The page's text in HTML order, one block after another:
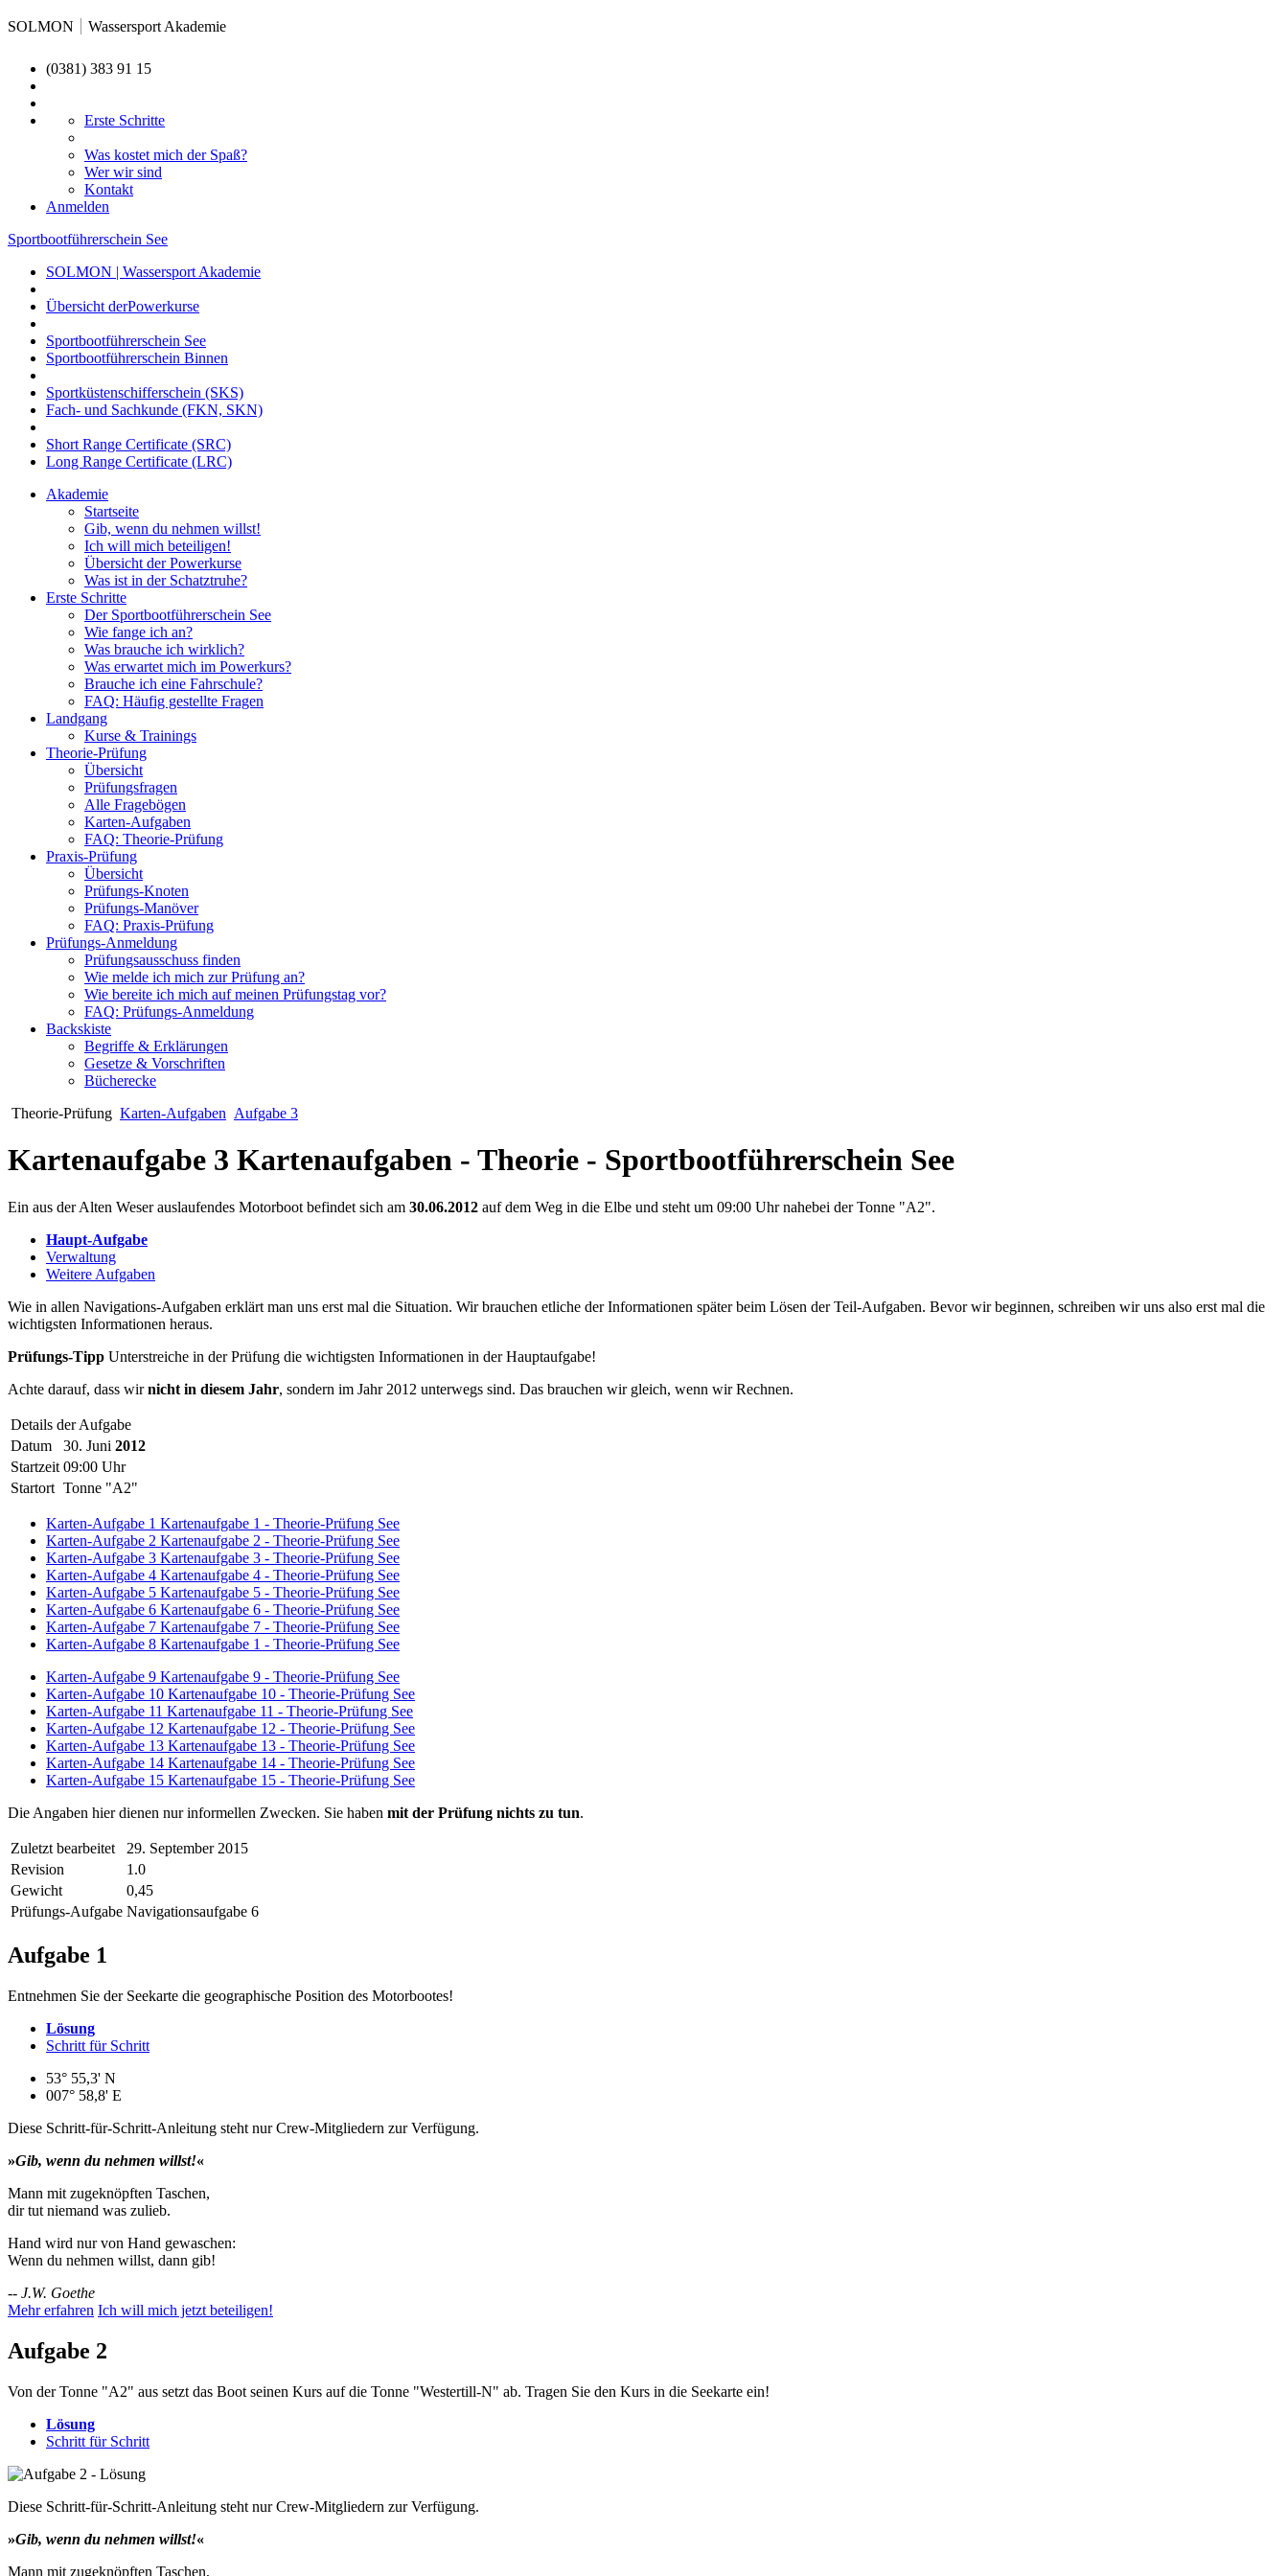
SOLMON Wassersport Akademie
(0381) 383 91 15
Erste Schritte
Was kostet mich der Spaß?
Wer wir sind
Kontakt
Anmelden
Sportbootführerschein See
SOLMON | Wassersport Akademie
Übersicht derPowerkurse
Sportbootführerschein See
Sportbootführerschein Binnen
Sportküstenschifferschein (SKS)
Fach- und Sachkunde (FKN, SKN)
Short Range Certificate (SRC)
Long Range Certificate (LRC)
Akademie
Startseite
Gib, wenn du nehmen willst!
Ich will mich beteiligen!
Übersicht der Powerkurse
Was ist in der Schatztruhe?
Erste Schritte
Der Sportbootführerschein See
Wie fange ich an?
Was brauche ich wirklich?
Was erwartet mich im Powerkurs?
Brauche ich eine Fahrschule?
FAQ: Häufig gestellte Fragen
Landgang
Kurse & Trainings
Theorie-Prüfung
Übersicht
Prüfungsfragen
Alle Fragebögen
Karten-Aufgaben
FAQ: Theorie-Prüfung
Praxis-Prüfung
Übersicht
Prüfungs-Knoten
Prüfungs-Manöver
FAQ: Praxis-Prüfung
Prüfungs-Anmeldung
Prüfungsausschuss finden
Wie melde ich mich zur Prüfung an?
Wie bereite ich mich auf meinen Prüfungstag vor?
FAQ: Prüfungs-Anmeldung
Backskiste
Begriffe & Erklärungen
Gesetze & Vorschriften
Bücherecke
Theorie-Prüfung Karten-Aufgaben Aufgabe 3
Kartenaufgabe 3 Kartenaufgaben - Theorie - Sportbootführerschein See
Ein aus der Alten Weser auslaufendes Motorboot befindet sich am 30.06.2012 auf dem Weg in die Elbe und steht um 09:00 Uhr nahebei der Tonne "A2".
Haupt-Aufgabe
Verwaltung
Weitere Aufgaben
Wie in allen Navigations-Aufgaben erklärt man uns erst mal die Situation. Wir brauchen etliche der Informationen später beim Lösen der Teil-Aufgaben. Bevor wir beginnen, schreiben wir uns also erst mal die
wichtigsten Informationen heraus.
Prüfungs-Tipp Unterstreiche in der Prüfung die wichtigsten Informationen in der Hauptaufgabe!
Achte darauf, dass wirnicht in diesem Jahr, sondern im Jahr 2012 unterwegs sind. Das brauchen wir gleich, wenn wir Rechnen.
Details der Aufgabe
Datum
30. Juni 2012
Startzeit 09:00 Uhr
Startort Tonne "A2"
Karten-Aufgabe 1 Kartenaufgabe 1 - Theorie-Prüfung See
Karten-Aufgabe 2 Kartenaufgabe 2 - Theorie-Prüfung See
Karten-Aufgabe 3 Kartenaufgabe 3 - Theorie-Prüfung See
Karten-Aufgabe 4 Kartenaufgabe 4 - Theorie-Prüfung See
Karten-Aufgabe 5 Kartenaufgabe 5 - Theorie-Prüfung See
Karten-Aufgabe 6 Kartenaufgabe 6 - Theorie-Prüfung See
Karten-Aufgabe 7 Kartenaufgabe 7 - Theorie-Prüfung See
Karten-Aufgabe 8 Kartenaufgabe 1 - Theorie-Prüfung See
Karten-Aufgabe 9 Kartenaufgabe 9 - Theorie-Prüfung See
Karten-Aufgabe 10 Kartenaufgabe 10 - Theorie-Prüfung See
Karten-Aufgabe 11 Kartenaufgabe 11 - Theorie-Prüfung See
Karten-Aufgabe 12 Kartenaufgabe 12 - Theorie-Prüfung See
Karten-Aufgabe 13 Kartenaufgabe 13 - Theorie-Prüfung See
Karten-Aufgabe 14 Kartenaufgabe 14 - Theorie-Prüfung See
Karten-Aufgabe 15 Kartenaufgabe 15 - Theorie-Prüfung See
Die Angaben hier dienen nur informellen Zwecken. Sie haben mit der Prüfung nichts zu tun.
Zuletzt bearbeitet
29. September 2015
Revision
1.0
Gewicht
0,45
Prüfungs-Aufgabe Navigationsaufgabe 6
Aufgabe 1
Entnehmen Sie der Seekarte die geographische Position des Motorbootes!
Lösung
Schritt für Schritt
53° 55,3' N
007° 58,8' E
Diese Schritt-für-Schritt-Anleitung steht nur Crew-Mitgliedern zur Verfügung.
»Gib, wenn du nehmen willst!«
Mann mit zugeknöpften Taschen,
dir tut niemand was zulieb.
Hand wird nur von Hand gewaschen:
Wenn du nehmen willst, dann gib!
-- J.W. Goethe
Mehr erfahren Ich will mich jetzt beteiligen!
Aufgabe 2
Von der Tonne "A2" aus setzt das Boot seinen Kurs auf die Tonne "Westertill-N" ab. Tragen Sie den Kurs in die Seekarte ein!
Lösung
Schritt für Schritt
Diese Schritt-für-Schritt-Anleitung steht nur Crew-Mitgliedern zur Verfügung.
»Gib, wenn du nehmen willst!«
Mann mit zugeknöpften Taschen,